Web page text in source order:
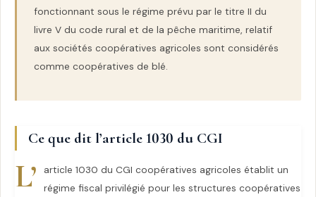
fonctionnant sous le régime prévu par le titre II du
livre V du code rural et de la pêche maritime, relatif
aux sociétés coopératives agricoles sont considérés
comme coopératives de blé.
Ce que dit l’article 1030 du CGI
L’
article 1030 du CGI coopératives agricoles établit un
régime fiscal privilégié pour les structures coopératives